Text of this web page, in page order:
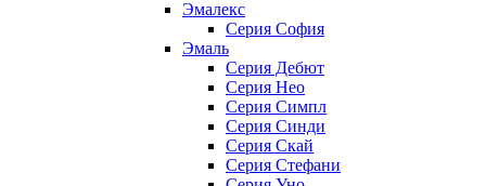
Эмалекс
Серия София
Эмаль
Серия Дебют
Серия Нео
Серия Симпл
Серия Синди
Серия Скай
Серия Стефани